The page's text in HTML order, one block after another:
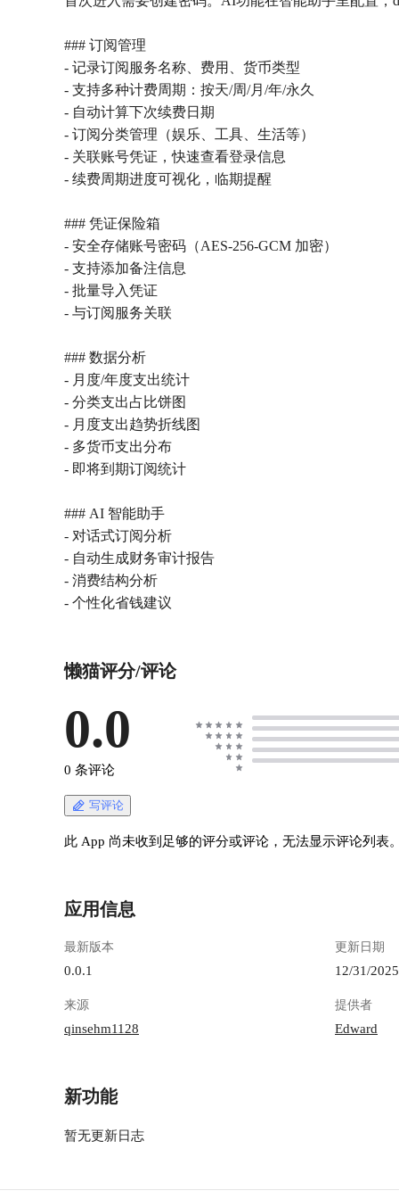
### 订阅管理
- 记录订阅服务名称、费用、货币类型
- 支持多种计费周期：按天/周/月/年/永久
- 自动计算下次续费日期
- 订阅分类管理（娱乐、工具、生活等）
- 关联账号凭证，快速查看登录信息
- 续费周期进度可视化，临期提醒
### 凭证保险箱
- 安全存储账号密码（AES-256-GCM 加密）
- 支持添加备注信息
- 批量导入凭证
- 与订阅服务关联
### 数据分析
- 月度/年度支出统计
- 分类支出占比饼图
- 月度支出趋势折线图
- 多货币支出分布
- 即将到期订阅统计
### AI 智能助手
- 对话式订阅分析
- 自动生成财务审计报告
- 消费结构分析
- 个性化省钱建议
懒猫评分/评论
0.0
0 条评论
写评论
此 App 尚未收到足够的评分或评论，无法显示评论列表
应用信息
最新版本
0.0.1
更新日期
12/31/2025
来源
qinsehm1128
提供者
Edward
新功能
暂无更新日志